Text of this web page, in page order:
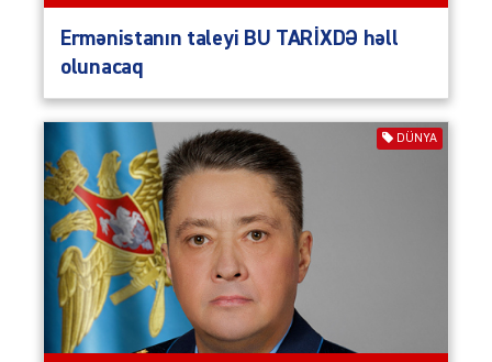
Ermənistanın taleyi BU TARİXDƏ həll
olunacaq
DÜNYA